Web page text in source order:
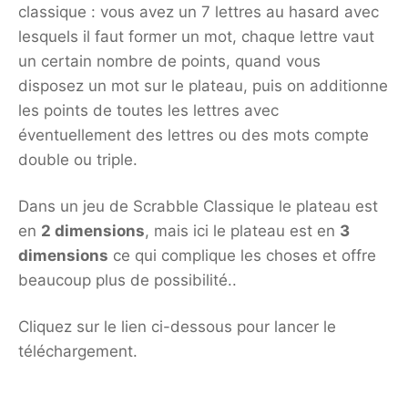
classique : vous avez un 7 lettres au hasard avec
lesquels il faut former un mot, chaque lettre vaut
un certain nombre de points, quand vous
disposez un mot sur le plateau, puis on additionne
les points de toutes les lettres avec
éventuellement des lettres ou des mots compte
double ou triple.
Dans un jeu de Scrabble Classique le plateau est
en 2 dimensions, mais ici le plateau est en 3
dimensions ce qui complique les choses et offre
beaucoup plus de possibilité..
Cliquez sur le lien ci-dessous pour lancer le
téléchargement.